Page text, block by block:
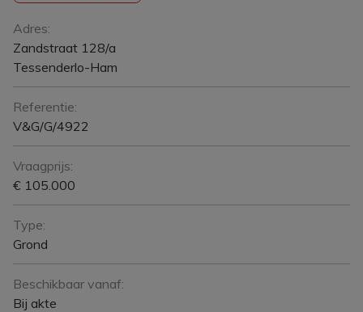
Algemeen
Adres:
Zandstraat 128/a
Tessenderlo-Ham
Referentie:
V&G/G/4922
Vraagprijs:
€ 105.000
Type:
Grond
Beschikbaar vanaf:
Bij akte